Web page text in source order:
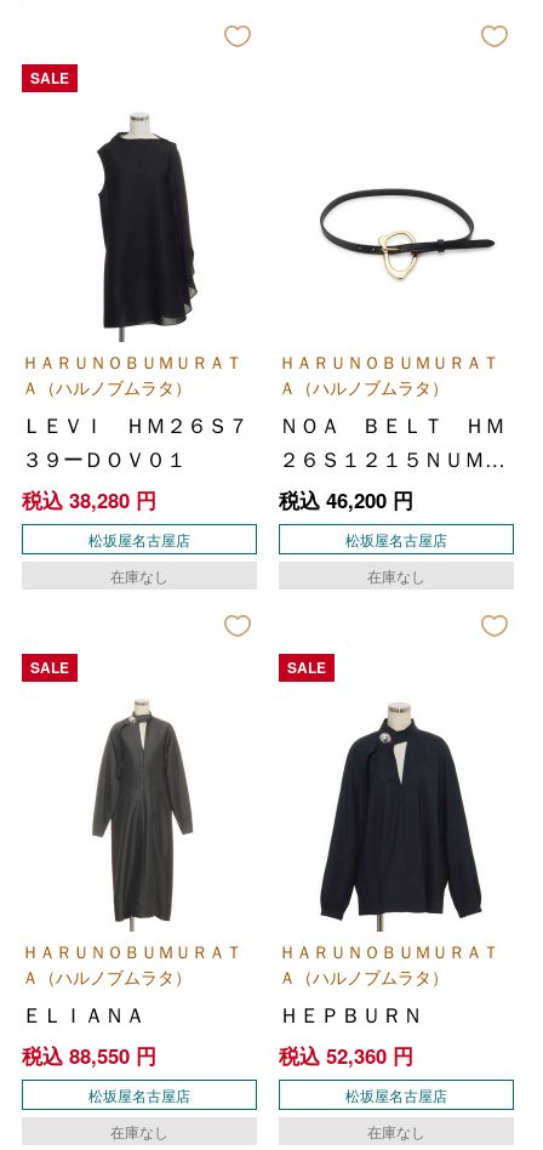
SALE
ＨＡＲＵＮＯＢＵＭＵＲＡＴ
Ａ（ハルノブムラタ）
ＬＥＶＩ ＨＭ２６Ｓ７
３９ーＤＯＶ０１
税込 38,280円
松坂屋名古屋店
在庫なし
ＨＡＲＵＮＯＢＵＭＵＲＡＴ
Ａ（ハルノブムラタ）
ＮＯＡ ＢＥＬＴ ＨＭ
２６Ｓ１２１５ＮＵＭ０
１
税込 46,200円
松坂屋名古屋店
在庫なし
SALE
ＨＡＲＵＮＯＢＵＭＵＲＡＴ
Ａ（ハルノブムラタ）
ＥＬＩＡＮＡ
税込 88,550円
松坂屋名古屋店
在庫なし
SALE
ＨＡＲＵＮＯＢＵＭＵＲＡＴ
Ａ（ハルノブムラタ）
ＨＥＰＢＵＲＮ
税込 52,360円
松坂屋名古屋店
在庫なし